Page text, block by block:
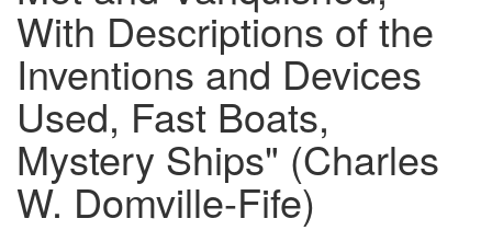
With Descriptions of the
Inventions and Devices
Used, Fast Boats,
Mystery Ships" (Charles
W. Domville-Fife)